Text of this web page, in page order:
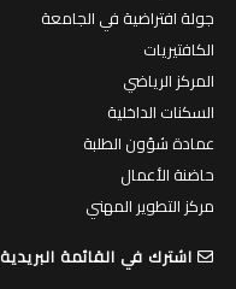
جولة افتراضية في الجامعة
الكافتيريات
المركز الرياضي
السكنات الداخلية
عمادة شؤون الطلبة
حاضنة الأعمال
مركز التطوير المهني
اشترك في القائمة البريدية